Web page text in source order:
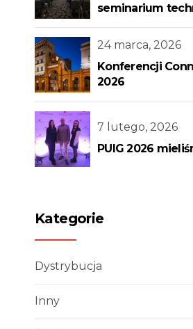
seminarium
24 marca, 2026
Konferencji
2026
7 lutego, 2026
PUIG 2026
Kategorie
Dystrybucja
Inny